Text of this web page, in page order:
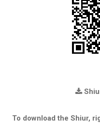
To download the Shiur,